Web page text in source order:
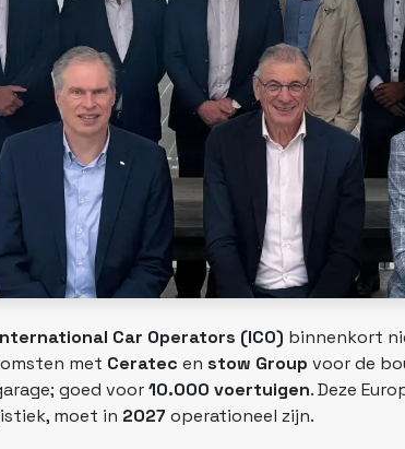
Car Operators (ICO) binnenkort
met Ceratec en stow Group voor de
goed voor10.000 voertuigen. Deze
moet in 2027 operationeel zijn.